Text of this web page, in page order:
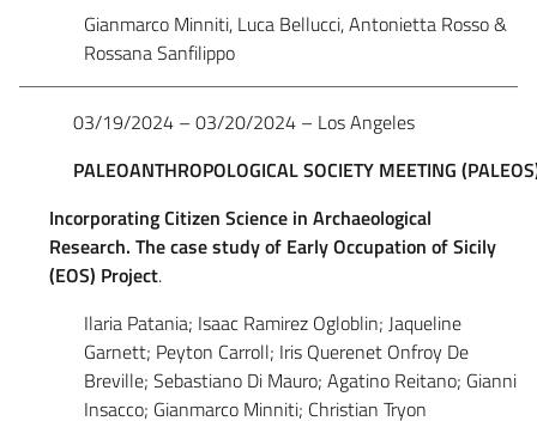
Gianmarco Minniti, Luca Bellucci, Antonietta Rosso &
Rossana Sanfilippo
03/19/2024 – 03/20/2024 – Los Angeles
PALEOANTHROPOLOGICALSOCIETY MEETING
Incorporating Citizen Science in Archaeological
Research. The case study of Early Occupation of Sicily
(EOS) Project.
Ilaria Patania; Isaac Ramirez Ogloblin; Jaqueline
Garnett; Peyton Carroll; Iris Querenet Onfroy De
Breville; Sebastiano Di Mauro; Agatino Reitano; Gianni
Insacco; Gianmarco Minniti; Christian Tryon